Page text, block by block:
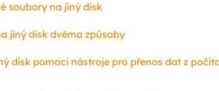
soubory na jiný disk
jiný disk dvěma způsoby
disk pomocí nástroje pro přenos dat z